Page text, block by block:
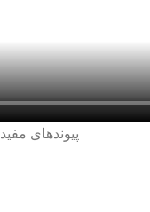
پیوندهای مفید